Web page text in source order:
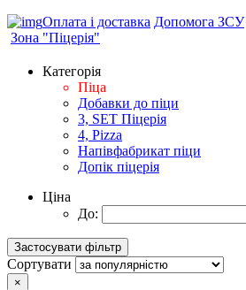
Оплата і доставка Допомога ЗСУ
Зона "Піцерія"
Категорія
Піца
Добавки до піци
3, SET Піцерія
4, Pizza
Напівфабрикат піци
Допік піцерія
Ціна
До:
Сортувати
×